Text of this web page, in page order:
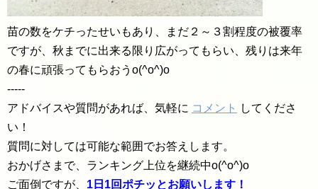
苗の数をケチったせいもあり、まだ２～３割程度の被覆率
ですが、秋までに出来る限り広がってもらい、残りは来年
の春に頑張ってもらおうo(^o^)o
-----
アドバイスや質問があれば、気軽に コメント
してくださ
い！
質問に対しては可能な範囲でお答えします。
おかげさまで、ランキング上位を継続中o(^o^)o
ご面倒ですが、 1日1回ポチッとお願いします！